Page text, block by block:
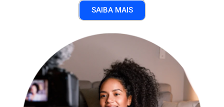
SAIBA MAIS